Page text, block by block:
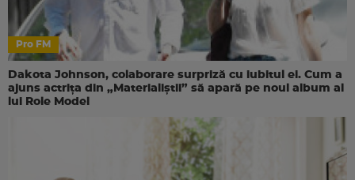
Pro FM
Dakota Johnson, colaborare surpriză cu iubitul ei. Cum a
ajuns actrița din „Materialiștii” să apară pe noul album al
lui Role Model